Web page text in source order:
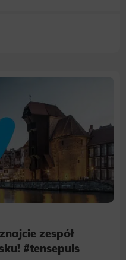
zespół
#tensepuls